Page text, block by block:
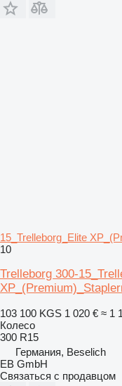
15_Trelleborg_Elite
10
Trelleborg 300-
103 100 KGS 1 020 € ≈ 1
Колесо
300 R15
Германия, Beselich
EB GmbH
Связаться с продавцом